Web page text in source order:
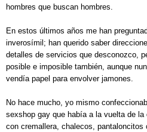
hombres que buscan hombres.
En estos últimos años me han
inverosímil; han querido saber
detalles de servicios que desconozco,
posible e imposible también, aunque
vendía papel para envolver jamones.
No hace mucho, yo mismo
sexshop gay que había a la vuelta de
con cremallera, chalecos,